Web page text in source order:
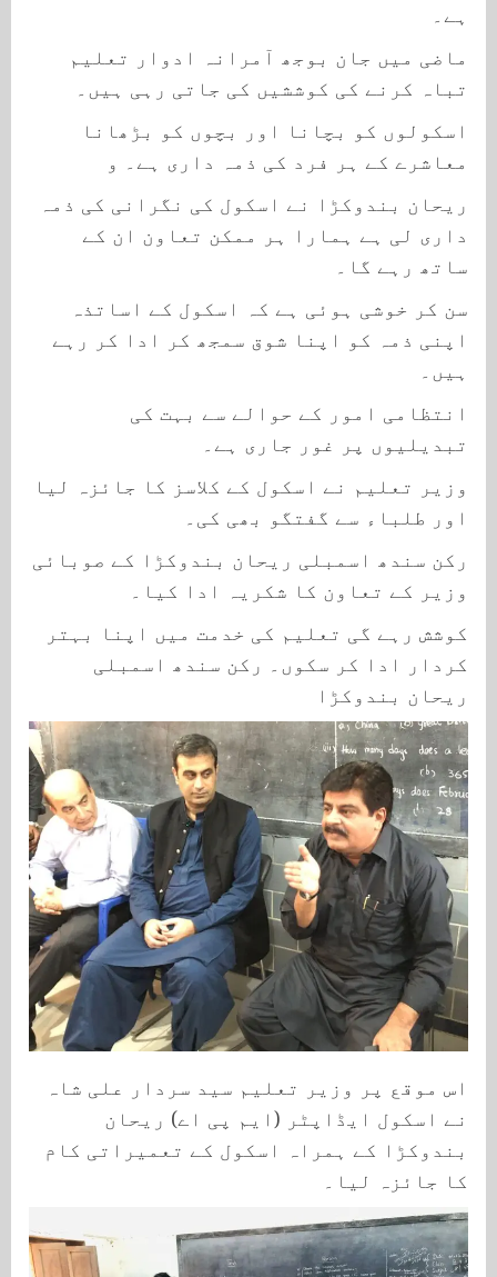
ہے۔
ماضی میں جان بوجھ آمرانہ ادوار تعلیم
تباہ کرنے کی کوششیں کی جاتی رہی ہیں۔
اسکولوں کو بچانا اور بچوں کو بڑھانا
معاشرے کے ہر فرد کی ذمہ داری ہے۔ و
ریحان بندوکڑا نے اسکول کی نگرانی کی ذمہ
داری لی ہے ہمارا ہر ممکن تعاون ان کے
ساتھ رہے گا۔
سن کر خوشی ہوئی ہے کہ اسکول کے اساتذہ
اپنی ذمہ کو اپنا شوق سمجھ کر ادا کر رہے
ہیں۔
انتظامی امور کے حوالے سے بہت کی
تبدیلیوں پر غور جاری ہے۔
وزیر تعلیم نے اسکول کے کلاسز کا جائزہ لیا
اور طلباء سے گفتگو بھی کی۔
رکن سندھ اسمبلی ریحان بندوکڑا کے صوبائی
وزیر کے تعاون کا شکریہ ادا کیا۔
کوشش رہے گی تعلیم کی خدمت میں اپنا بہتر
کردار ادا کر سکوں۔ رکن سندھ اسمبلی
ریحان بندوکڑا
اس موقع پر وزیر تعلیم سید سردار علی شاہ
نے اسکول ایڈاپٹر (ایم پی اے) ریحان
بندوکڑا کے ہمراہ اسکول کے تعمیراتی کام
کا جائزہ لیا۔